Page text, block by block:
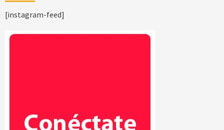
[instagram-feed]